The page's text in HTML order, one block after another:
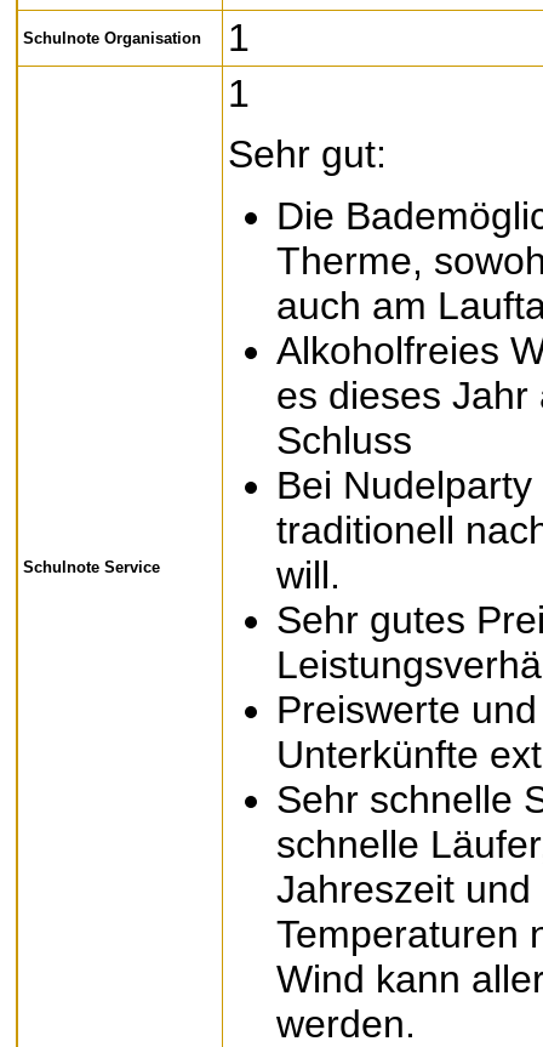
Schulnote Organisation 1
Schulnote Service
1
Sehr gut:
Die
Therme,
auch am
Alkoholfreies
es dieses
Schluss
Bei
traditionell
will.
Sehr gutes
Preiswerte
Unterkünfte
Sehr schnelle
schnelle
Jahreszeit und
Temperaturen
Wind kann
werden.